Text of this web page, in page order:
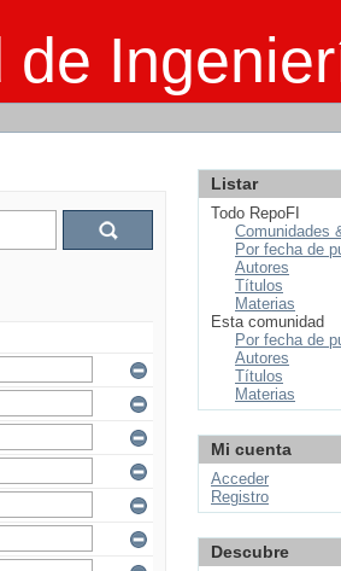
de
Listar
Todo RepoFI
Comunidades
Por fecha de
Autores
Títulos
Materias
Esta comunidad
Por fecha de
Autores
Títulos
Materias
Mi cuenta
Acceder
Registro
Descubre